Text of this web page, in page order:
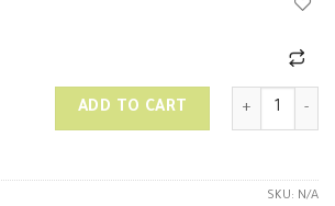
تشيز كيك توت زهر quantity
ADD TO CART
SKU: N/A